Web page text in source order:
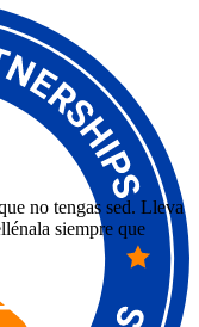
no tengas sed. Lleva
siempre que